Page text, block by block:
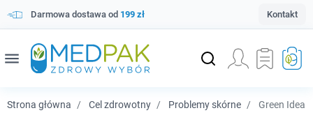
Darmowa dostawa od 199 zł Kontakt
menu
Strona główna Cel zdrowotny Problemy skórne Green Idea